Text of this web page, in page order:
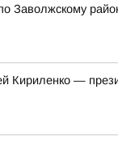
Кириленко —